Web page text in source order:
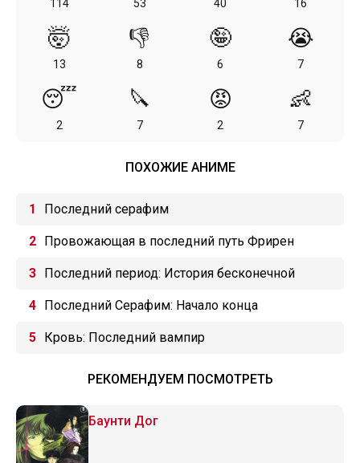
114 53 40 16
🤯
13
👎
8
🤪
6
😭
7
😴
2
🔪
7
😡
2
👶
7
ПОХОЖИЕ АНИМЕ
Последний серафим
Провожающая в последний путь Фрирен
Последний период: История бесконечной
спирали
Последний Серафим: Начало конца
Кровь: Последний вампир
РЕКОМЕНДУЕМ ПОСМОТРЕТЬ
Баунти Дог